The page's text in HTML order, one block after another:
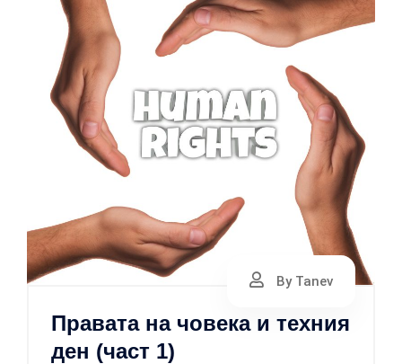
By Tanev
Правата на човека и техния
ден (част 1)